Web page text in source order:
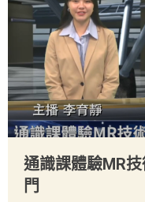
通識課體驗MR
門